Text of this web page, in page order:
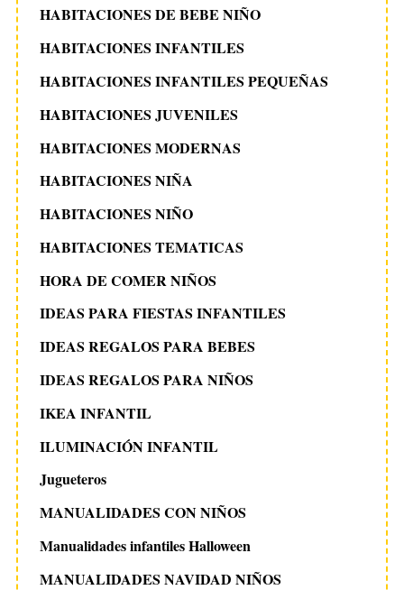
HABITACIONES DE BEBE NIÑO
HABITACIONES INFANTILES
HABITACIONES INFANTILES PEQUEÑAS
HABITACIONES JUVENILES
HABITACIONES MODERNAS
HABITACIONES NIÑA
HABITACIONES NIÑO
HABITACIONES TEMATICAS
HORA DE COMER NIÑOS
IDEAS PARA FIESTAS INFANTILES
IDEAS REGALOS PARA BEBES
IDEAS REGALOS PARA NIÑOS
IKEA INFANTIL
ILUMINACIÓN INFANTIL
Jugueteros
MANUALIDADES CON NIÑOS
Manualidades infantiles Halloween
MANUALIDADES NAVIDAD NIÑOS